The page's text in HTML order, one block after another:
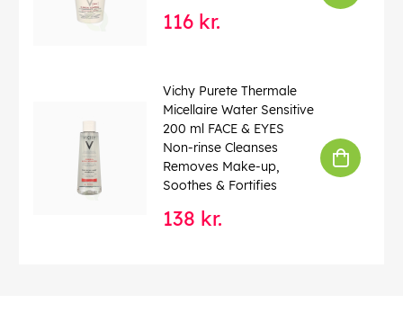
116 kr.
Vichy Purete Thermale
Micellaire Water Sensitive
200 ml FACE & EYES
Non-rinse Cleanses
Removes Make-up,
Soothes & Fortifies
138 kr.